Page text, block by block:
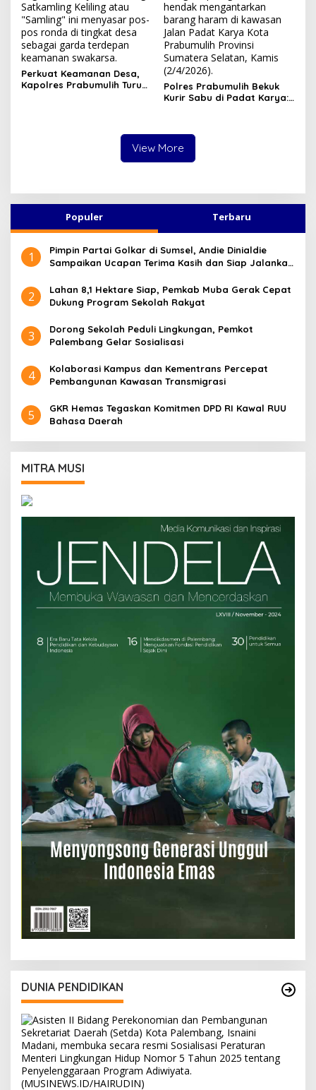
Perkuat Keamanan Desa,
Kapolres Prabumulih Turun
Polres Prabumulih Bekuk
Kurir Sabu di Padat Karya:
Gagal Total!
View More
Populer Terbaru
1
Pimpin Partai Golkar di Sumsel, Andie Dinialdie
Sampaikan Ucapan Terima Kasih dan Siap Jalankan
2
Lahan 8,1 Hektare Siap, Pemkab Muba Gerak Cepat
Dukung Program Sekolah Rakyat
3
Dorong Sekolah Peduli Lingkungan, Pemkot
Palembang Gelar Sosialisasi
4
Kolaborasi Kampus dan Kementrans Percepat
Pembangunan Kawasan Transmigrasi
5
GKR Hemas Tegaskan Komitmen DPD RI Kawal RUU
Bahasa Daerah
MITRA MUSI
DUNIA PENDIDIKAN